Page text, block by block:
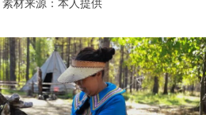
素材来源：本人提供